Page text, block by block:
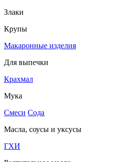
Злаки
Крупы
Макаронные изделия
Для выпечки
Крахмал
Мука
Смеси Сода
Масла, соусы и уксусы
ГХИ